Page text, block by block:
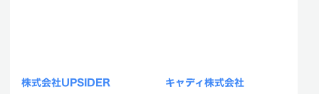
株式会社UPSIDER キャディ株式会社